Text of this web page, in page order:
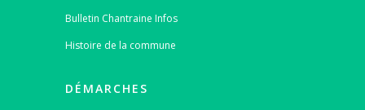
Bulletin Chantraine Infos
Histoire de la commune
DÉMARCHES